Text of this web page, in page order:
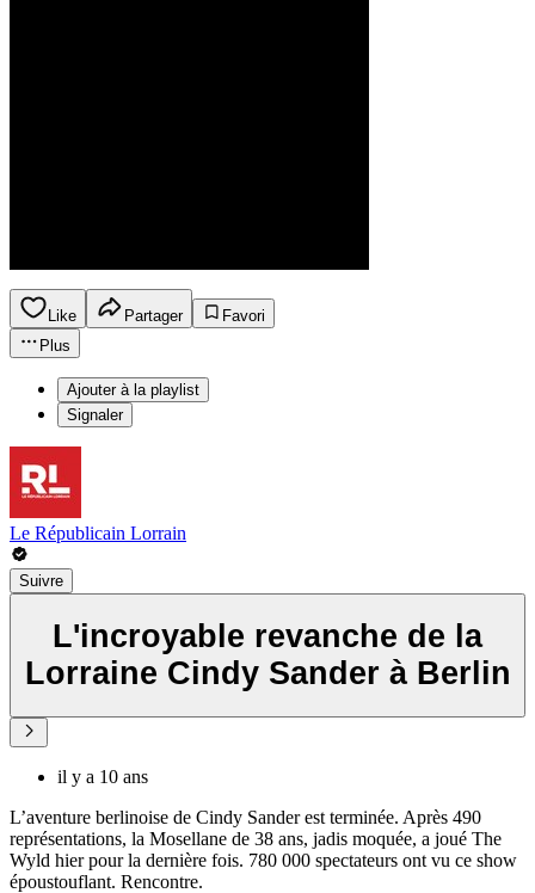
Like Partager
Favori
Plus
Ajouter à la playlist
Signaler
Le Républicain Lorrain
Suivre
L'incroyable revanche de la
Lorraine Cindy Sander à Berlin
il y a 10 ans
L’aventure berlinoise de Cindy Sander est terminée. Après 490
représentations, la Mosellane de 38 ans, jadis moquée, a joué The
Wyld hier pour la dernière fois. 780 000 spectateurs ont vu ce show
époustouflant. Rencontre.